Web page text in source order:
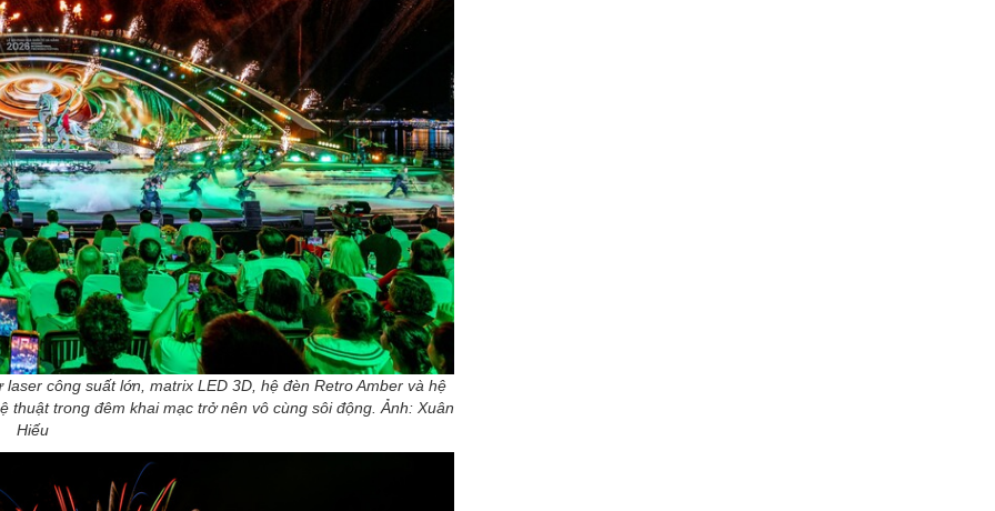
công suất lớn, matrix LED 3D, hệ đèn Retro Amber và hệ
trong đêm khai mạc trở nên vô cùng sôi động. Ảnh: Xuân
Hiếu